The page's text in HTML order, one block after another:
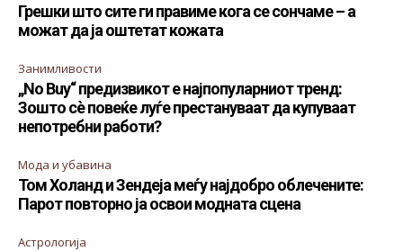
Грешки што сите ги правиме кога се сончаме – а
можат да ја оштетат кожата
Занимливости
„No Buy“ предизвикот е најпопуларниот тренд:
Зошто сè повеќе луѓе престануваат да купуваат
непотребни работи?
Мода и убавина
Том Холанд и Зендеја меѓу најдобро облечените:
Парот повторно ја освои модната сцена
Астрологија